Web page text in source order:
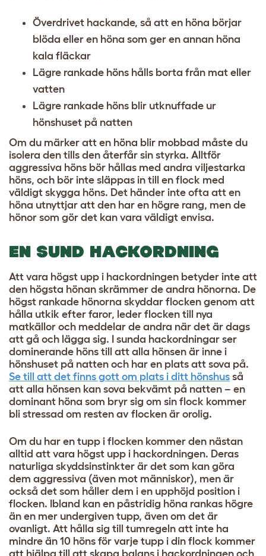
Överdrivet hackande, så att en höna börjar
blöda eller en höna som ger en annan höna
kala fläckar
Lägre rankade höns hålls borta från mat eller
vatten
Lägre rankade höns blir utknuffade ur
hönshuset på natten
Om du märker att en höna blir mobbad måste du
isolera den tills den återfår sin styrka. Alltför
aggressiva höns bör hållas med andra viljestarka
höns, och bör inte släppas in till en flock med
väldigt skygga höns. Det händer inte ofta att en
höna utnyttjar att den har en högre rang, men de
hönor som gör det kan vara väldigt envisa.
EN SUND HACKORDNING
Att vara högst upp i hackordningen betyder inte att
den högsta hönan skrämmer de andra hönorna. De
högst rankade hönorna skyddar flocken genom att
hålla utkik efter faror, leder flocken till nya
matkällor och meddelar de andra när det är dags
att gå och lägga sig. I sunda hackordningar ser
dominerande höns till att alla hönsen är inne i
hönshuset på natten och har en plats att sova på.
Se till att det finns gott om plats i ditt hönshus så
att alla hönsen kan sova bekvämt på natten – en
dominant höna som bryr sig om sin flock kommer
bli stressad om resten av flocken är orolig.
Om du har en tupp i flocken kommer den nästan
alltid att vara högst upp i hackordningen. Deras
naturliga skyddsinstinkter är det som kan göra
dem aggressiva (även mot människor), men är
också det som håller dem i en upphöjd position i
flocken. Ibland kan en påstridig höna rankas högre
än en mer undergiven tupp, även om det är
ovanligt. Att hålla sig till tumregeln att inte ha
mindre än 10 höns för varje tupp i din flock kommer